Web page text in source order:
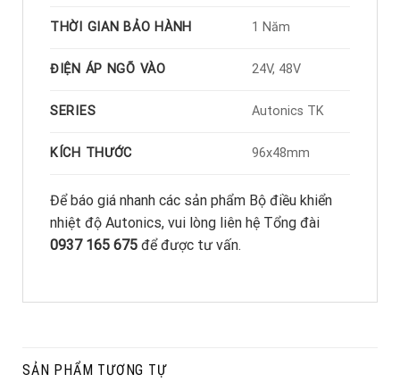
THỜI GIAN BẢO HÀNH 1 Năm
ĐIỆN ÁP NGÕ VÀO 24V, 48V
SERIES Autonics TK
KÍCH THƯỚC 96x48mm
Để báo giá nhanh các sản phẩm Bộ điều khiển
nhiệt độ Autonics, vui lòng liên hệ Tổng đài
0937 165 675 để được tư vấn.
SẢN PHẨM TƯƠNG TỰ